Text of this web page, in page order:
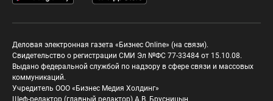
Деловая электронная газета «Бизнес Online» (на связи).
Свидетельство о регистрации СМИ Эл №ФС 77-33484 от 15.10.08.
Выдано федеральной службой по надзору в сфере связи и массовых
коммуникаций.
Учредитель ООО «Бизнес Медия Холдинг»
Шеф-редактор (главный редактор) А.В. Брусницын